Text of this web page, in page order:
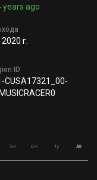
years ago
г.
ID
CUSA17321_00-
3m 6m 1y All